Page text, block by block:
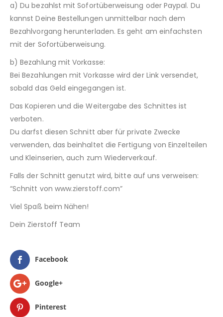
a) Du bezahlst mit Sofortüberweisung oder Paypal. Du
kannst Deine Bestellungen unmittelbar nach dem
Bezahlvorgang herunterladen. Es geht am einfachsten
mit der Sofortüberweisung.
b) Bezahlung mit Vorkasse:
Bei Bezahlungen mit Vorkasse wird der Link versendet,
sobald das Geld eingegangen ist.
Das Kopieren und die Weitergabe des Schnittes ist
verboten.
Du darfst diesen Schnitt aber für private Zwecke
verwenden, das beinhaltet die Fertigung von Einzelteilen
und Kleinserien, auch zum Wiederverkauf.
Falls der Schnitt genutzt wird, bitte auf uns verweisen:
“Schnitt von www.zierstoff.com”
Viel Spaß beim Nähen!
Dein Zierstoff Team
Facebook
Google+
Pinterest